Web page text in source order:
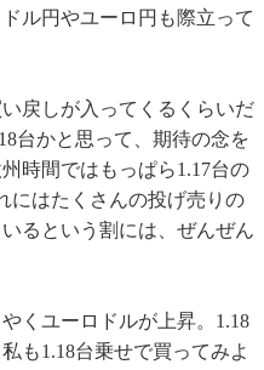
ル円やユーロ円も際立って
戻しが入ってくるくらいだ
台かと思って、期待の念を
時間ではもっぱら1.17台の
にはたくさんの投げ売りの
るという割には、ぜんぜん
くユーロドルが上昇。1.18
も1.18台乗せで買ってみよ